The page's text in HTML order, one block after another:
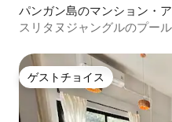
パンガン島のマンション・
スリタヌジャングルのプー
ゲストチョイス
ゲストチョイス